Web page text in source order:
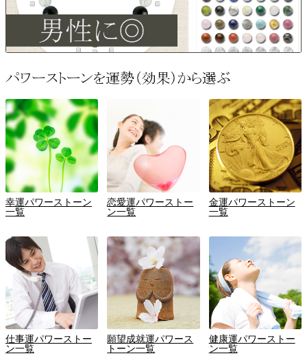
幸運パワーストーン
一覧
恋愛運パワーストー
ン一覧
金運パワーストーン
一覧
仕事運パワーストー
ン一覧
願望成就運パワース
トーン一覧
健康運パワーストー
ン一覧